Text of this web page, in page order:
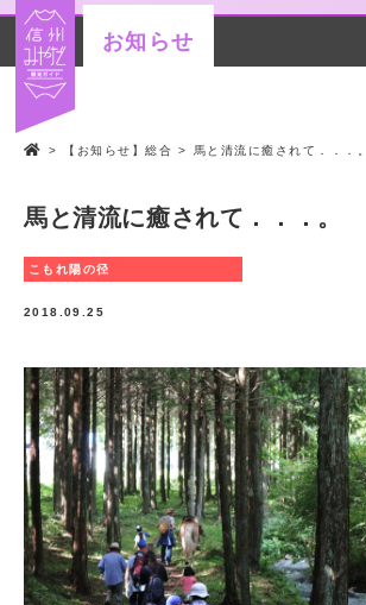
お知らせ
> 【お知らせ】総合 > 馬と清流に癒されて．．．。
馬と清流に癒されて．．．。
こもれ陽の径
2018.09.25